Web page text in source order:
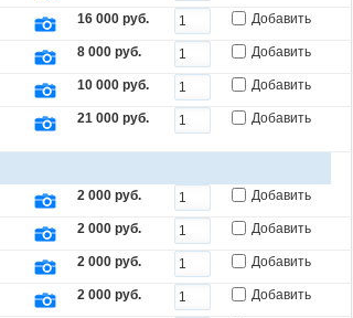
16 000 руб. Добавить
8 000 руб. Добавить
10 000 руб. Добавить
21 000 руб. Добавить
2 000 руб. Добавить
2 000 руб. Добавить
2 000 руб. Добавить
2 000 руб. Добавить